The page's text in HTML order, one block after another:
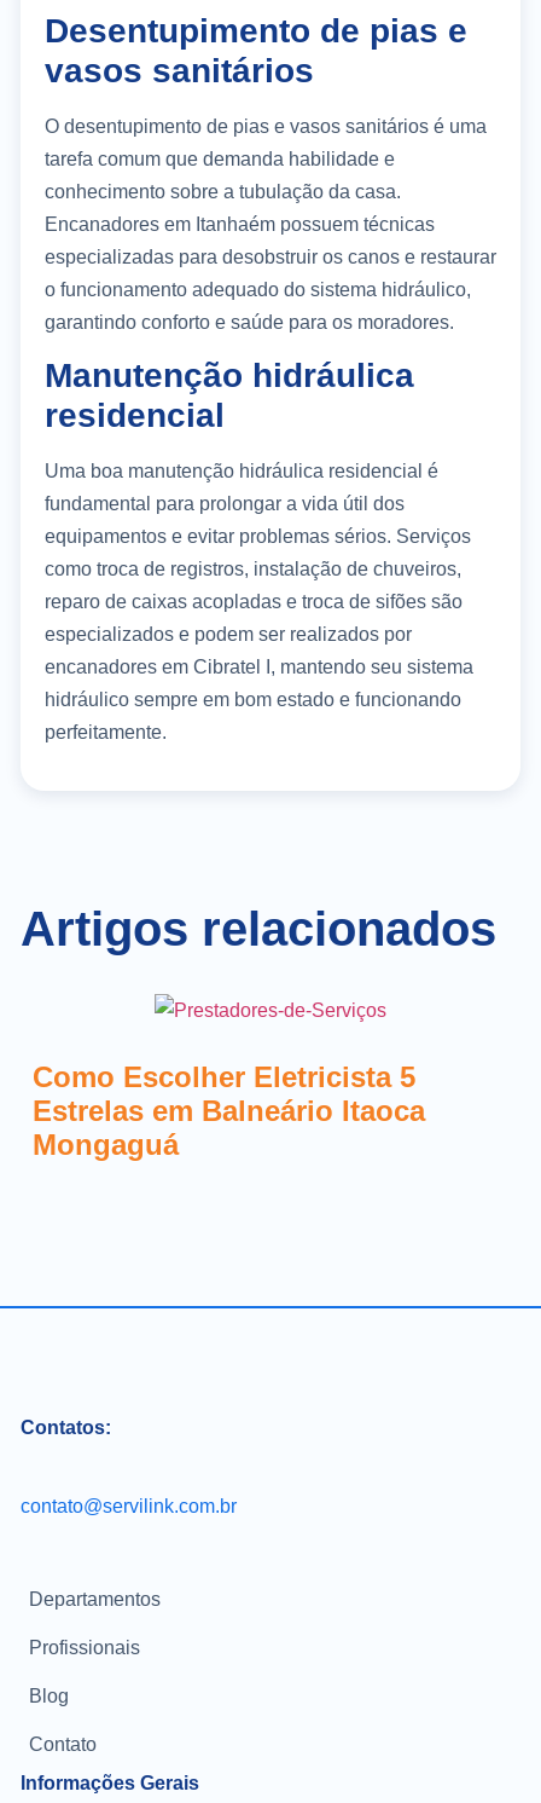
Desentupimento de pias e
vasos sanitários
O desentupimento de pias e vasos sanitários é uma
tarefa comum que demanda habilidade e
conhecimento sobre a tubulação da casa.
Encanadores em Itanhaém possuem técnicas
especializadas para desobstruir os canos e restaurar
o funcionamento adequado do sistema hidráulico,
garantindo conforto e saúde para os moradores.
Manutenção hidráulica
residencial
Uma boa manutenção hidráulica residencial é
fundamental para prolongar a vida útil dos
equipamentos e evitar problemas sérios. Serviços
como troca de registros, instalação de chuveiros,
reparo de caixas acopladas e troca de sifões são
especializados e podem ser realizados por
encanadores em Cibratel I, mantendo seu sistema
hidráulico sempre em bom estado e funcionando
perfeitamente.
Artigos relacionados
Como Escolher Eletricista 5
Estrelas em Balneário Itaoca
Mongaguá
Contatos:
contato@servilink.com.br
Informações Gerais
Departamentos
Profissionais
Blog
Contato